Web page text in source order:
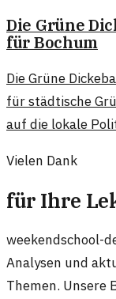
Die Grüne
für Bochum
Die Grüne
für städtische
auf die lokale
Vielen Dank
für Ihre
weekendschool-
Analysen und
Themen. Unsere